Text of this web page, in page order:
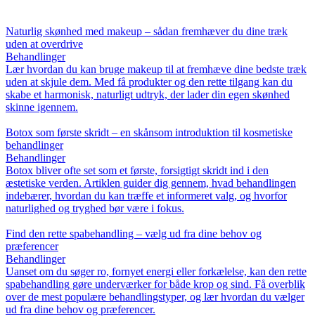
Naturlig skønhed med makeup – sådan fremhæver du dine træk
uden at overdrive
Behandlinger
Lær hvordan du kan bruge makeup til at fremhæve dine bedste træk
uden at skjule dem. Med få produkter og den rette tilgang kan du
skabe et harmonisk, naturligt udtryk, der lader din egen skønhed
skinne igennem.
Botox som første skridt – en skånsom introduktion til kosmetiske
behandlinger
Behandlinger
Botox bliver ofte set som et første, forsigtigt skridt ind i den
æstetiske verden. Artiklen guider dig gennem, hvad behandlingen
indebærer, hvordan du kan træffe et informeret valg, og hvorfor
naturlighed og tryghed bør være i fokus.
Find den rette spabehandling – vælg ud fra dine behov og
præferencer
Behandlinger
Uanset om du søger ro, fornyet energi eller forkælelse, kan den rette
spabehandling gøre underværker for både krop og sind. Få overblik
over de mest populære behandlingstyper, og lær hvordan du vælger
ud fra dine behov og præferencer.